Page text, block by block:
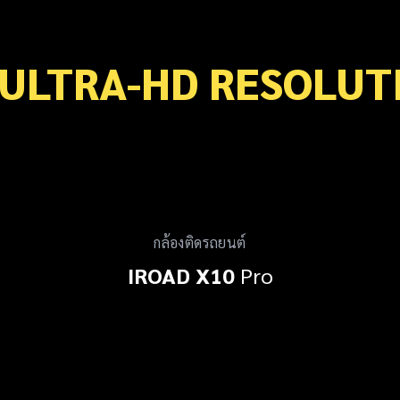
HD
กล้องติดรถยนต์
IROAD X10Pro